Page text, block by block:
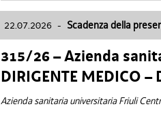
22.07.2026 - Scadenza della
315/26 – Azienda
DIRIGENTE MEDICO
Azienda sanitaria universitaria Friuli